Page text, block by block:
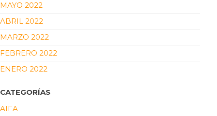
MAYO 2022
ABRIL 2022
MARZO 2022
FEBRERO 2022
ENERO 2022
CATEGORÍAS
AIFA